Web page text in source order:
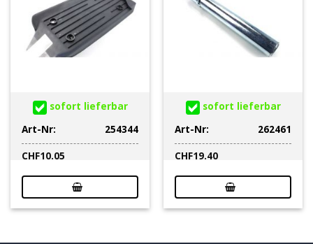
sofort lieferbar
Art-Nr:
254344
CHF10.05
sofort lieferbar
Art-Nr:
262461
CHF19.40